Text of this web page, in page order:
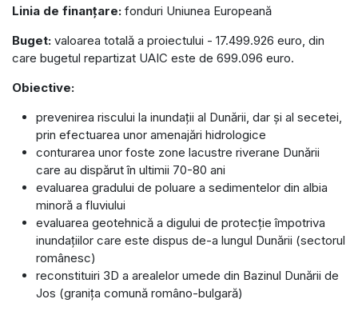
Linia de finanțare: fonduri Uniunea Europeană
Buget: valoarea totală a proiectului - 17.499.926 euro, din
care bugetul repartizat UAIC este de 699.096 euro.
Obiective:
prevenirea riscului la inundații al Dunării, dar și al secetei,
prin efectuarea unor amenajări hidrologice
conturarea unor foste zone lacustre riverane Dunării
care au dispărut în ultimii 70-80 ani
evaluarea gradului de poluare a sedimentelor din albia
minoră a fluviului
evaluarea geotehnică a digului de protecție împotriva
inundațiilor care este dispus de-a lungul Dunării (sectorul
românesc)
reconstituiri 3D a arealelor umede din Bazinul Dunării de
Jos (granița comună româno-bulgară)